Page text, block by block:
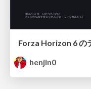
henjin0